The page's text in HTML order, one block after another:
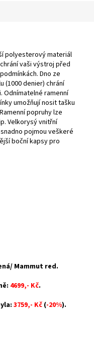
polyesterový materiál
vaši výstroj před
Dno ze
(1000 denier) chrání
Odnímatelné ramenní
umožňují nosit tašku
popruhy lze
Velkorysý vnitřní
pojmou veškeré
boční kapsy pro
Mammut red.
4699,- Kč.
3759,- Kč (-20%).